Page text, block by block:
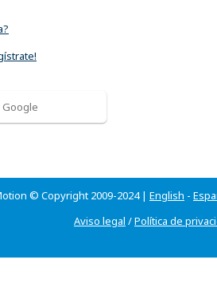
© Copyright 2009-2024 | English -
Aviso legal /Política de